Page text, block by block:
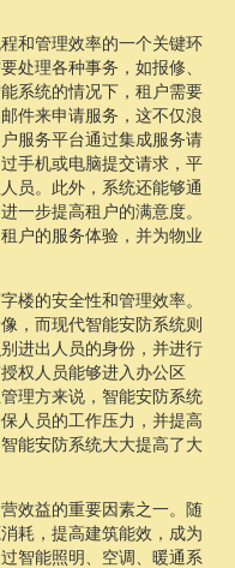
和管理效率的一个关键环
处理各种事务，如报修、
系统的情况下，租户需要
件来申请服务，这不仅浪
服务平台通过集成服务请
手机或电脑提交请求，平
员。此外，系统还能够通
一步提高租户的满意度。
户的服务体验，并为物业
楼的安全性和管理效率。
，而现代智能安防系统则
进出人员的身份，并进行
权人员能够进入办公区
理方来说，智能安防系统
人员的工作压力，并提高
能安防系统大大提高了大
效益的重要因素之一。随
耗，提高建筑能效，成为
智能照明、空调、暖通系